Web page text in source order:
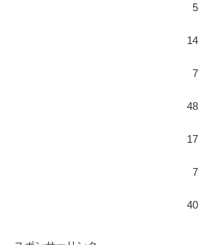
5
14
7
48
17
7
40